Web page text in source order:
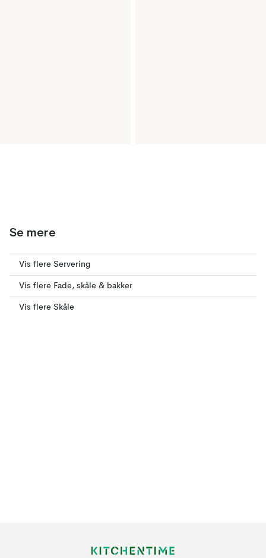
Se mere
Vis flere Servering
Vis flere Fade, skåle & bakker
Vis flere Skåle